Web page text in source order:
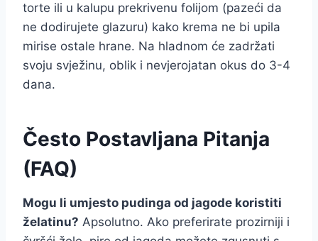
torte ili u kalupu prekrivenu folijom (pazeći da
ne dodirujete glazuru) kako krema ne bi upila
mirise ostale hrane. Na hladnom će zadržati
svoju svježinu, oblik i nevjerojatan okus do 3-4
dana.
Često Postavljana Pitanja
(FAQ)
Mogu li umjesto pudinga od jagode koristiti
želatinu? Apsolutno. Ako preferirate prozirniji i